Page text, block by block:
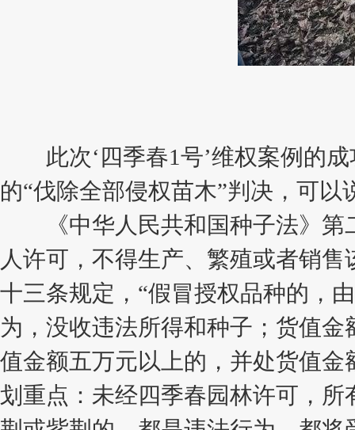
此次‘四季春1号’维权案例的成
的“伐除全部侵权苗木”判决，可
《中华人民共和国种子法》第
人许可，不得生产、繁殖或者销
十三条规定，“假冒授权品种的，
为，没收违法所得和种子；货值
值金额五万元以上的，并处货值金
划重点：未经四季春园林许可，所